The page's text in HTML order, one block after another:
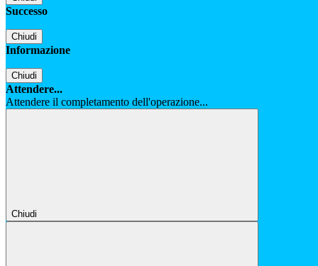
Successo
Chiudi
Informazione
Chiudi
Attendere...
Attendere il completamento dell'operazione...
Chiudi